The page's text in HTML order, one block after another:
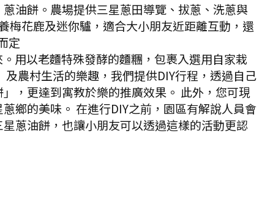
油餅。農場提供三星蔥田導覽、拔蔥、洗蔥與
梅花鹿及迷你驢，適合大小朋友近距離互動，還
定
用以老麵特殊發酵的麵糰，包裹入選用自家栽
農村生活的樂趣，我們提供DIY行程，透過自己
，更達到寓教於樂的推廣效果。 此外，您可現
鄉的美味。 在進行DIY之前，園區有解說人員會
蔥油餅，也讓小朋友可以透過這樣的活動更認